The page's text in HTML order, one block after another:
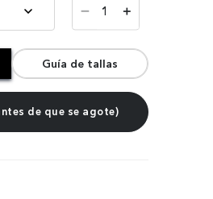
＋
－
Guía de tallas